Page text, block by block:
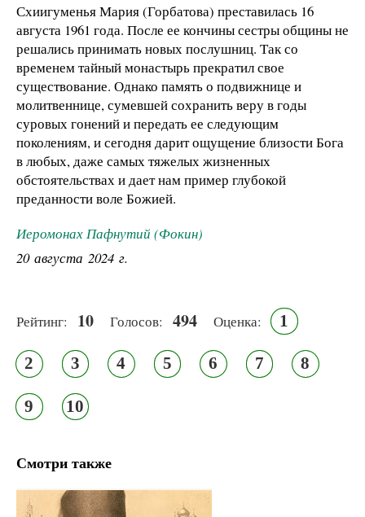
Схиигуменья Мария (Горбатова) преставилась 16
августа 1961 года. После ее кончины сестры общины не
решались принимать новых послушниц. Так со
временем тайный монастырь прекратил свое
существование. Однако память о подвижнице и
молитвеннице, сумевшей сохранить веру в годы
суровых гонений и передать ее следующим
поколениям, и сегодня дарит ощущение близости Бога
в любых, даже самых тяжелых жизненных
обстоятельствах и дает нам пример глубокой
преданности воле Божией.
Иеромонах Пафнутий (Фокин)
20 августа 2024 г.
Рейтинг: 10 Голосов: 494 Оценка: 1
2 3 4 5 6 7 8
9 10
Смотри также